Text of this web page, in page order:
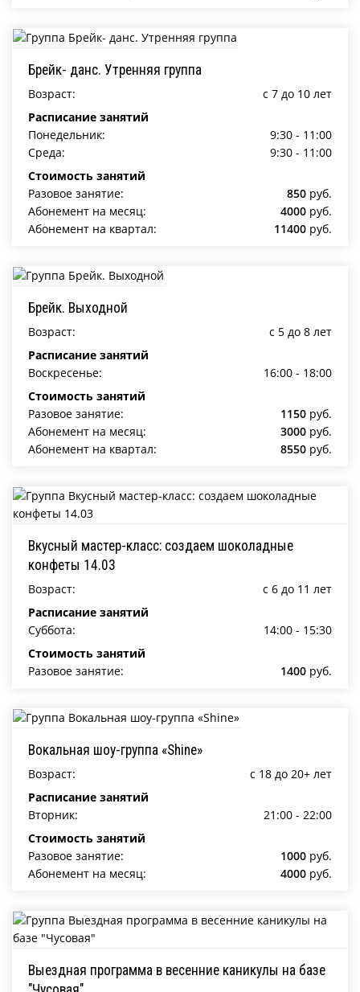
Брейк- данс. Утренняя группа
Возраст:
c 7 до 10 лет
Расписание занятий
Понедельник:
9:30 - 11:00
Среда:
9:30 - 11:00
Стоимость занятий
Разовое занятие:
850 руб.
Абонемент на месяц:
4000 руб.
Абонемент на квартал:
11400 руб.
Брейк. Выходной
Возраст:
c 5 до 8 лет
Расписание занятий
Воскресенье:
16:00 - 18:00
Стоимость занятий
Разовое занятие:
1150 руб.
Абонемент на месяц:
3000 руб.
Абонемент на квартал:
8550 руб.
Вкусный мастер-класс: создаем шоколадные
конфеты 14.03
Возраст:
c 6 до 11 лет
Расписание занятий
Суббота:
14:00 - 15:30
Стоимость занятий
Разовое занятие:
1400 руб.
Вокальная шоу-группа «Shine»
Возраст:
c 18 до 20+ лет
Расписание занятий
Вторник:
21:00 - 22:00
Стоимость занятий
Разовое занятие:
1000 руб.
Абонемент на месяц:
4000 руб.
Выездная программа в весенние каникулы на базе